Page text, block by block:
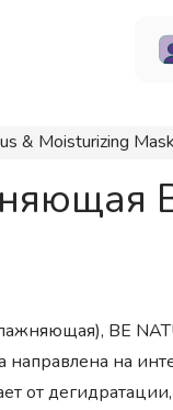
& Moisturizing
BE
направлена на
от